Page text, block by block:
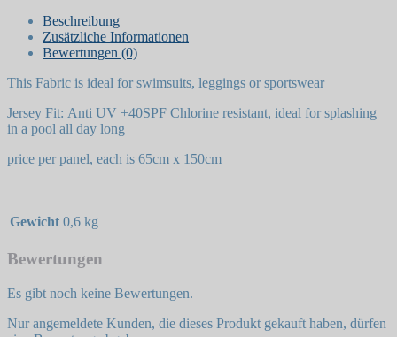
Beschreibung
Zusätzliche Informationen
Bewertungen (0)
This Fabric is ideal for swimsuits, leggings or sportswear
Jersey Fit: Anti UV +40SPF Chlorine resistant, ideal for splashing
in a pool all day long
price per panel, each is 65cm x 150cm
Gewicht 0,6 kg
Bewertungen
Es gibt noch keine Bewertungen.
Nur angemeldete Kunden, die dieses Produkt gekauft haben, dürfen